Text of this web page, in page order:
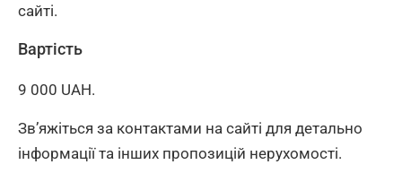
сайті.
Вартість
9 000 UAH.
Зв’яжіться за контактами на сайті для детально
інформації та інших пропозицій нерухомості.